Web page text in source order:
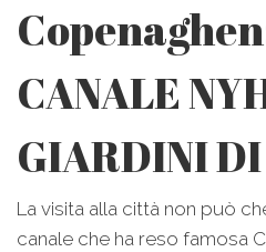
CANALE
GIARDINI
La visita alla città non può
canale che ha reso famosa